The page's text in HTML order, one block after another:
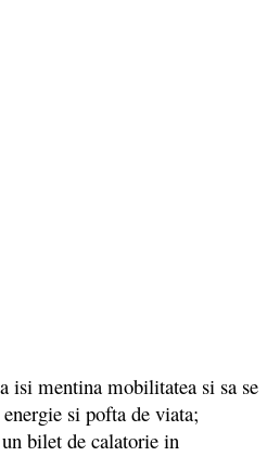
isi mentina mobilitatea si sa se
si pofta de viata;
bilet de calatorie in